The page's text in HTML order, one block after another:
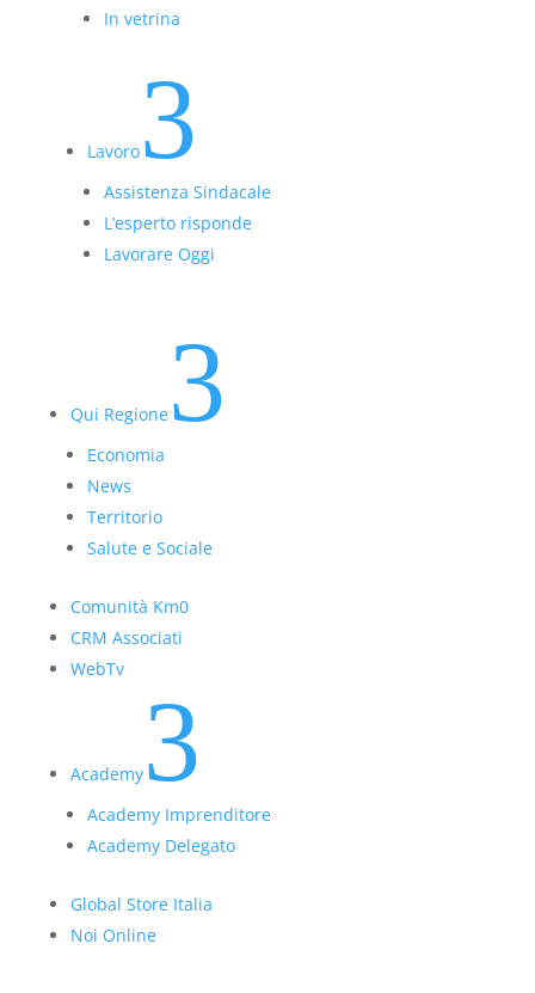
In vetrina
Lavoro3
Assistenza Sindacale
L’esperto risponde
Lavorare Oggi
Qui Regione3
Economia
News
Territorio
Salute e Sociale
Comunità Km0
CRM Associati
WebTv
Academy3
Academy Imprenditore
Academy Delegato
Global Store Italia
Noi Online